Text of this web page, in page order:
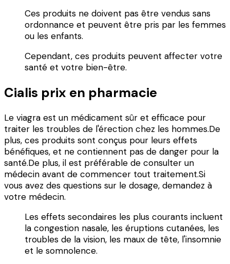
Ces produits ne doivent pas être vendus sans
ordonnance et peuvent être pris par les femmes
ou les enfants.
Cependant, ces produits peuvent affecter votre
santé et votre bien-être.
Cialis prix en pharmacie
Le viagra est un médicament sûr et efficace pour
traiter les troubles de l'érection chez les hommes.De
plus, ces produits sont conçus pour leurs effets
bénéfiques, et ne contiennent pas de danger pour la
santé.De plus, il est préférable de consulter un
médecin avant de commencer tout traitement.Si
vous avez des questions sur le dosage, demandez à
votre médecin.
Les effets secondaires les plus courants incluent
la congestion nasale, les éruptions cutanées, les
troubles de la vision, les maux de tête, l'insomnie
et le somnolence.